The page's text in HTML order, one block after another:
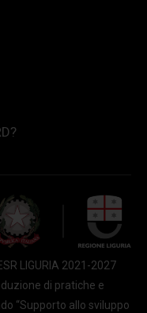
LIGURIA 2021-2027
di pratiche e
“Supporto allo sviluppo